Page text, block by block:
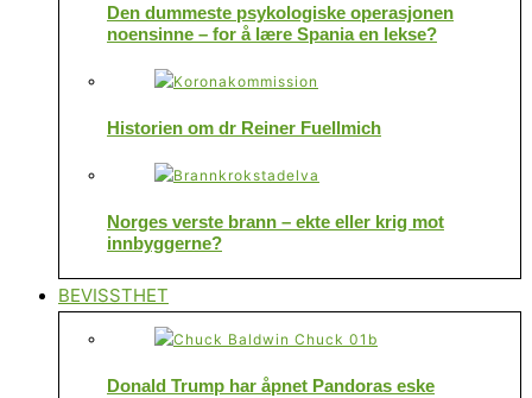
Den dummeste psykologiske operasjonen
noensinne – for å lære Spania en lekse?
Historien om dr Reiner Fuellmich
Norges verste brann – ekte eller krig mot
innbyggerne?
BEVISSTHET
Donald Trump har åpnet Pandoras eske